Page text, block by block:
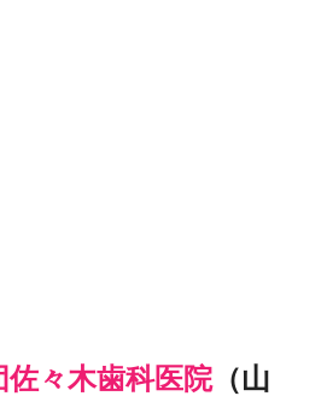
佐々木歯科医院（山